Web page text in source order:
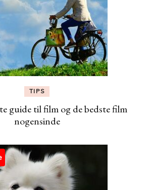
TIPS
guide til film og de bedste film
nogensinde